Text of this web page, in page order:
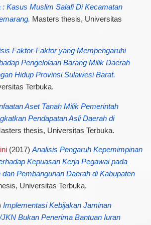
: Kasus Muslim Salafi Di Kecamatan
Masters thesis, Universitas
Faktor-Faktor yang Mempengaruhi
Pengelolaan Barang Milik Daerah
Hidup Provinsi Sulawesi Barat.
Terbuka.
Aset Tanah Milik Pemerintah
Pendapatan Asli Daerah di
thesis, Universitas Terbuka.
(2017)Analisis Pengaruh Kepemimpinan
Kepuasan Kerja Pegawai pada
Pembangunan Daerah di Kabupaten
Universitas Terbuka.
Implementasi Kebijakan Jaminan
Bukan Penerima Bantuan Iuran